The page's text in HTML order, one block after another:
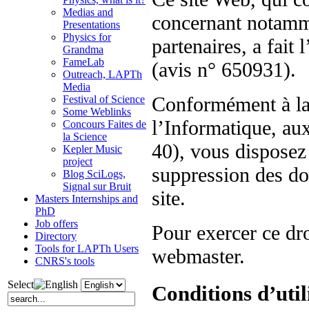
Medias and
Presentations
Physics for
Grandma
FameLab
Outreach, LAPTh
Media
Festival of Science
Some Weblinks
Concours Faites de
la Science
Kepler Music
project
Blog SciLogs,
Signal sur Bruit
Masters Internships and
PhD
Job offers
Directory
Tools for LAPTh Users
CNRS's tools
Select
concernant
partenaires, a fait
(avis n° 650931).
Conformément à
l’Informatique,
40), vous
suppression des
site.
Pour exercer ce
webmaster.
Conditions